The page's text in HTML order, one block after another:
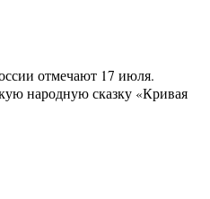
отмечают 17 июля.
народную сказку «Кривая